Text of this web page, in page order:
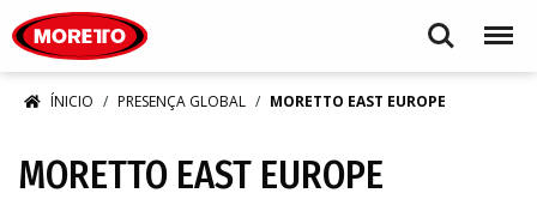
Search Menu
ÍNICIO PRESENÇA GLOBAL MORETTO EAST EUROPE
MORETTO EAST EUROPE